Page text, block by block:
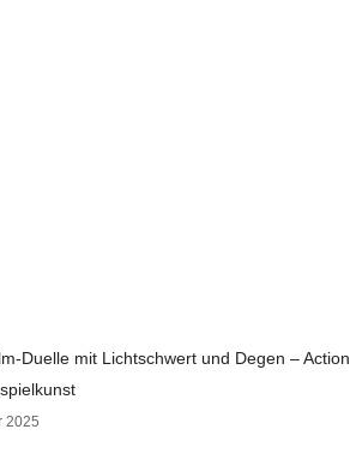
Duelle mit Lichtschwert und Degen – Action
2025